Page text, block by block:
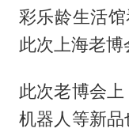
彩乐龄生活
此次上海老博
此次老博会
机器人等新品